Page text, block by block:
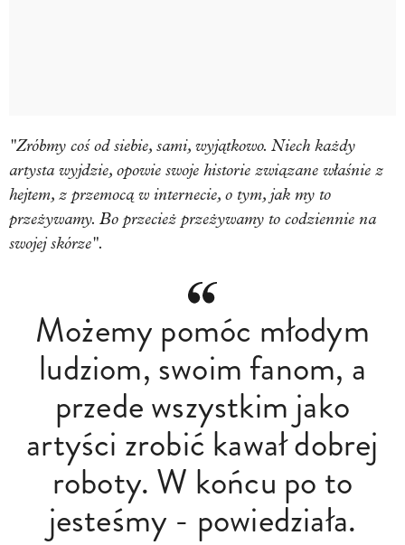
"Zróbmy coś od siebie, sami, wyjątkowo. Niech każdy
artysta wyjdzie, opowie swoje historie związane właśnie z
hejtem, z przemocą w internecie, o tym, jak my to
przeżywamy. Bo przecież przeżywamy to codziennie na
swojej skórze".
Możemy pomóc młodym
ludziom, swoim fanom, a
przede wszystkim jako
artyści zrobić kawał dobrej
roboty. W końcu po to
jesteśmy - powiedziała.